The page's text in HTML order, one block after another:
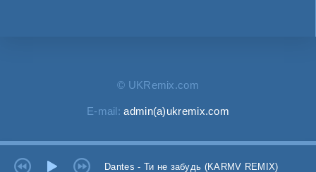
© UKRemix.com
E-mail:admin(a)ukremix.com
Dantes - Ти не забудь (KARMV REMIX)